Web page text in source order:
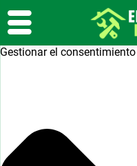
Gestionar el